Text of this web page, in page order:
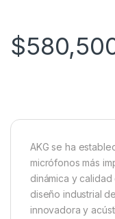
$
AKG se ha
micrófonos más
dinámica y
diseño industrial
innovadora y